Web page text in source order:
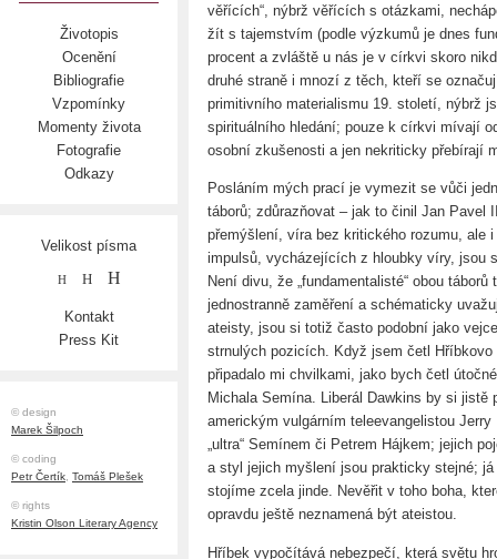
Životopis
Ocenění
Bibliografie
Vzpomínky
Momenty života
Fotografie
Odkazy
Velikost písma
H H H
Kontakt
Press Kit
© design
Marek Šilpoch
© coding
Petr Čertík, Tomáš Plešek
© rights
Kristin Olson Literary Agency
věřících“, nýbrž věřících s otázkami,
žít s tajemstvím (podle výzkumů je dnes
procent a zvláště u nás je v církvi skoro
druhé straně i mnozí z těch, kteří se
primitivního materialismu 19. století, nýbrž
spirituálního hledání; pouze k církvi mívají
osobní zkušenosti a jen nekriticky přebírají
Posláním mých prací je vymezit se vůči
táborů; zdůrazňovat – jak to činil Jan
přemýšlení, víra bez kritického rozumu, ale
impulsů, vycházejících z hloubky víry, jsou
Není divu, že „fundamentalisté“ obou
jednostranně zaměření a schématicky
ateisty, jsou si totiž často podobní jako
strnulých pozicích. Když jsem četl
připadalo mi chvilkami, jako bych četl
Michala Semína. Liberál Dawkins by si
americkým vulgárním teleevangelistou
„ultra“ Semínem či Petrem Hájkem; jejich
a styl jejich myšlení jsou prakticky stejné;
stojíme zcela jinde. Nevěřit v toho boha,
opravdu ještě neznamená být ateistou.
Hříbek vypočítává nebezpečí, která světu